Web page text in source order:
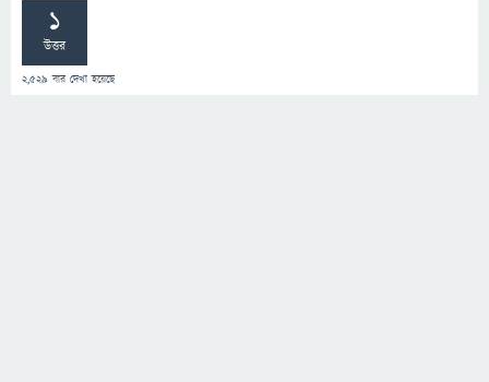
1
উত্তর
2,529 বার দেখা হয়েছে